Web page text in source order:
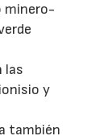
minero-
las
y
también